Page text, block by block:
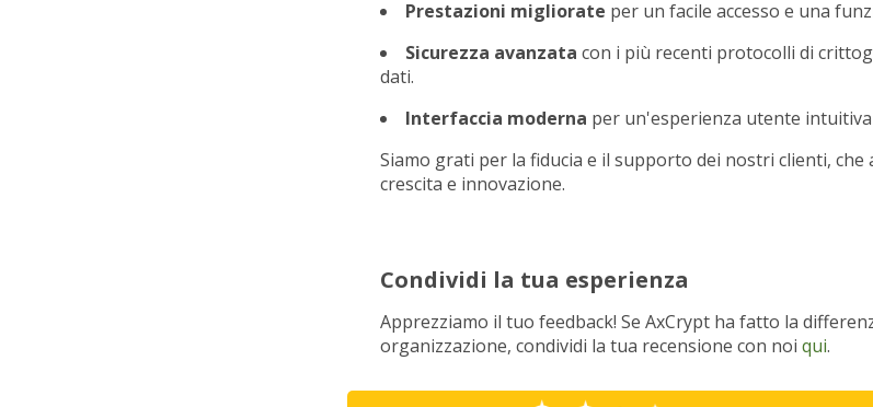
Prestazioni migliorate per un facile accesso e una
Sicurezza avanzata con i più recenti protocolli di
dati.
Interfaccia moderna per un'esperienza utente
Siamo grati per la fiducia e il supporto dei nostri clienti,
crescita e innovazione.
Condividi la tua esperienza
Apprezziamo il tuo feedback! Se AxCrypt ha fatto la
organizzazione, condividi la tua recensione con noi qui.